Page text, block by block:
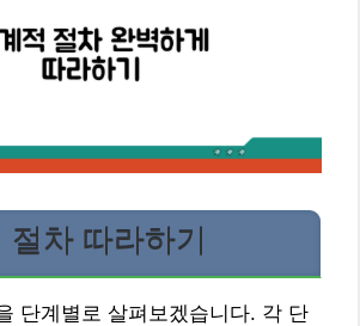
차 따라하기
단계별로 살펴보겠습니다. 각 단